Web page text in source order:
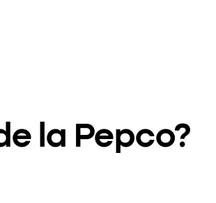
la Pepco?